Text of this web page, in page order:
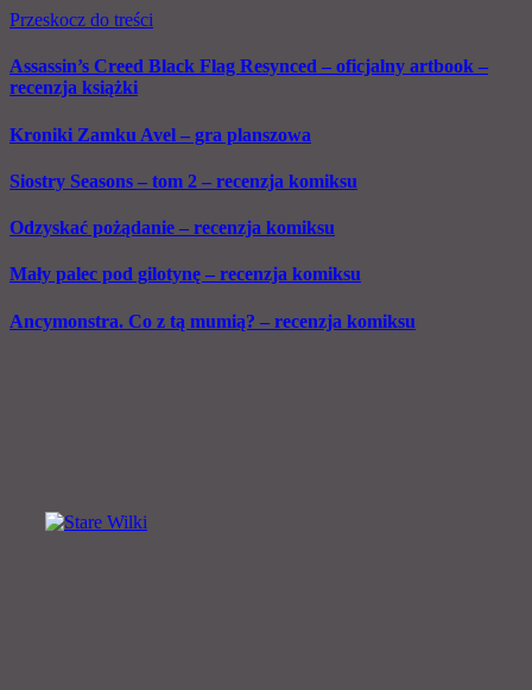
Przeskocz do treści
Assassin’s Creed Black Flag Resynced – oficjalny artbook –
recenzja książki
Kroniki Zamku Avel – gra planszowa
Siostry Seasons – tom 2 – recenzja komiksu
Odzyskać pożądanie – recenzja komiksu
Mały palec pod gilotynę – recenzja komiksu
Ancymonstra. Co z tą mumią? – recenzja komiksu